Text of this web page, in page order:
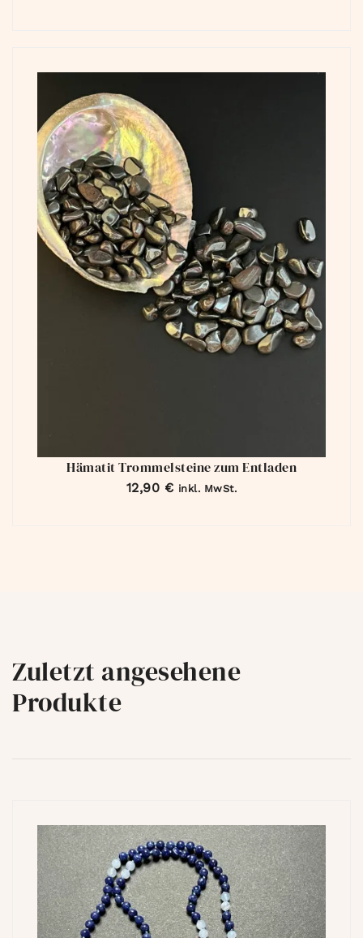
Hämatit Trommelsteine zum Entladen
12,90 € inkl. MwSt.
Zuletzt angesehene
Produkte